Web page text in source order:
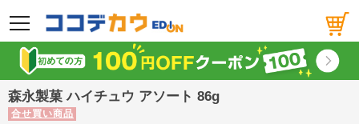
メニュー
森永製菓 ハイチュウ アソート 86g
合せ買い商品